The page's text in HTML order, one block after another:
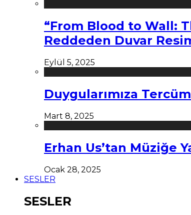
“From Blood to Wall:
Reddeden Duvar
Eylül 5, 2025
Duygularımıza
Mart 8, 2025
Erhan Us’tan Müziğe
Ocak 28, 2025
SESLER
SESLER